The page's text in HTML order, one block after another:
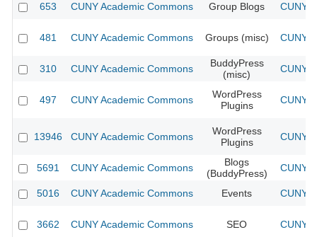
653 CUNY Academic Commons Group Blogs CUNY
481 CUNY Academic Commons Groups (misc) CUNY
310 CUNY Academic Commons
BuddyPress
(misc)
CUNY
497 CUNY Academic Commons
WordPress
Plugins
CUNY
13946 CUNY Academic Commons
WordPress
Plugins
CUNY
5691 CUNY Academic Commons
Blogs
(BuddyPress)
CUNY
5016 CUNY Academic Commons Events CUNY
3662 CUNY Academic Commons SEO CUNY